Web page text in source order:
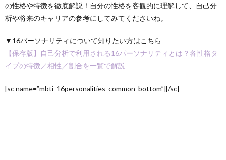
の性格や特徴を徹底解説！自分の性格を客観的に理解して、自己分
析や将来のキャリアの参考にしてみてくださいね。
▼16パーソナリティについて知りたい方はこちら
【保存版】自己分析で利用される16パーソナリティとは？各性格タ
イプの特徴／相性／割合を一覧で解説
[sc name=”mbti_16personalities_common_bottom”][/sc]